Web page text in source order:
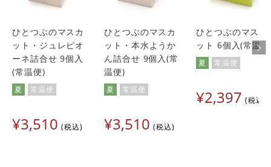
ひとつぶのマスカ
ット・ジュレピオ
ーネ詰合せ 9個入
(常温便)
夏 常温便
¥3,510 税込
ひとつぶのマスカ
ット・本水ようか
ん詰合せ 9個入(常
温便)
夏 常温便
¥3,510 税込
ひとつぶのマスカ
ット 6個入(常温
夏 常温便
¥2,397 税込